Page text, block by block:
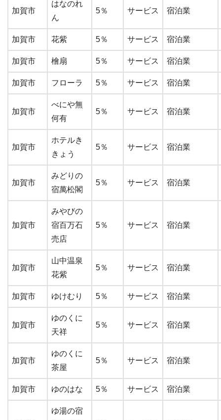
加賀市
はなのれ
ん
5％ サービス 宿泊業
加賀市 花紫 5％ サービス 宿泊業
加賀市 檜扇 5％ サービス 宿泊業
加賀市 フローラ 5％ サービス 宿泊業
加賀市
べにや無
何有
5％ サービス 宿泊業
加賀市
ホテルき
きょう
5％ サービス 宿泊業
加賀市
みどりの
宿萬松閣
5％ サービス 宿泊業
加賀市
みやびの
宿百万石
売店
5％ サービス 宿泊業
加賀市
山中温泉
花紫
5％ サービス 宿泊業
加賀市 ゆけむり 5％ サービス 宿泊業
加賀市
ゆのくに
天祥
5％ サービス 宿泊業
加賀市
ゆのくに
茶屋
5％ サービス 宿泊業
加賀市 ゆのはな 5％ サービス 宿泊業
ゆ湯の宿